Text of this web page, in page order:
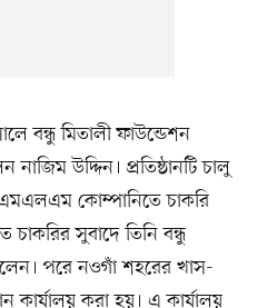
বন্ধু মিতালী ফাউন্ডেশন
নাজিম উদ্দিন। প্রতিষ্ঠানটি চালু
কোম্পানিতে চাকরি
সুবাদে তিনি বন্ধু
পরে নওগাঁ শহরের খাস-
কার্যালয় করা হয়। এ কার্যালয়